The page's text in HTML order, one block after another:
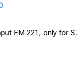
EM 221, only for